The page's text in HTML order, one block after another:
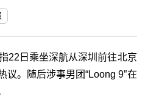
22日乘坐深航从深圳前往北京
议。随后涉事男团“Loong 9”在